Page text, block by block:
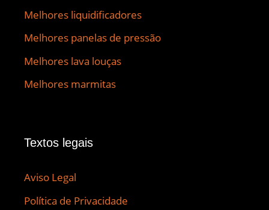
Melhores liquidificadores
Melhores panelas de pressão
Melhores lava louças
Melhores marmitas
Textos legais
Aviso Legal
Política de Privacidade